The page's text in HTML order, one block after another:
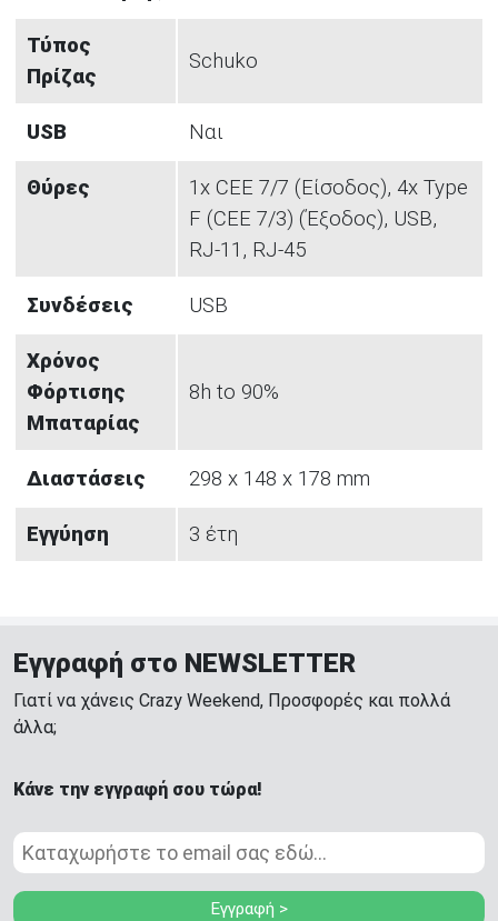
Τύπος
Πρίζας
Schuko
USB Ναι
Θύρες
1x CEE 7/7 (Είσοδος), 4x Type
F (CEE 7/3) (Έξοδος), USB,
RJ-11, RJ-45
Συνδέσεις USB
Χρόνος
Φόρτισης
Μπαταρίας
8h to 90%
Διαστάσεις 298 x 148 x 178 mm
Εγγύηση 3 έτη
Εγγραφή στο NEWSLETTER
Γιατί να χάνεις Crazy Weekend, Προσφορές και πολλά
άλλα;
Κάνε την εγγραφή σου τώρα!
Εγγραφή >